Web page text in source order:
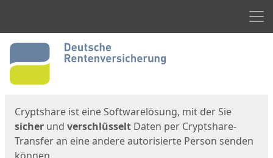
Start
Cryptshare ist eine Softwarelösung, mit der Sie
sicher und verschlüsselt Daten per Cryptshare-
Transfer an eine andere autorisierte Person senden